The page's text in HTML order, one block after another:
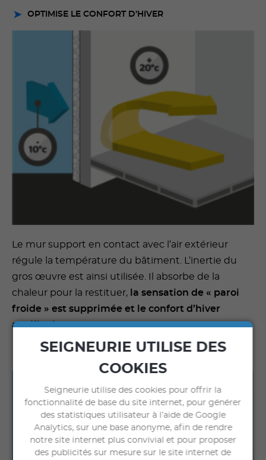
OPTIMISE LE CONFORT D’HIVER
Le mur support en contact avec l’air extérieur
régule la température du bâtiment. L’inertie du
gros œuvre est ainsi utilisée. Il absorbe de la
chaleur pour la restituer,
la sensation de « paroi
froide » est supprimée et le confort d’hiver
amélioré.
PROTÈGE LE PATRIMOINE
SEIGNEURIE UTILISE DES
COOKIES
Seigneurie utilise des cookies pour offrir la
fonctionnalité de base du site internet, pour générer
des statistiques utilisateur à l’aide de Google
Analytics, sur une base anonyme, afin de rendre
notre site internet plus convivial et pour proposer
des publicités sur mesure sur le site internet de